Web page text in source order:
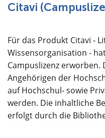
Citavi
Für das Produkt Citavi -
Wissensorganisation -
Campuslizenz
Angehörigen der
auf Hochschul- sowie
werden. Die inhaltliche
erfolgt durch die